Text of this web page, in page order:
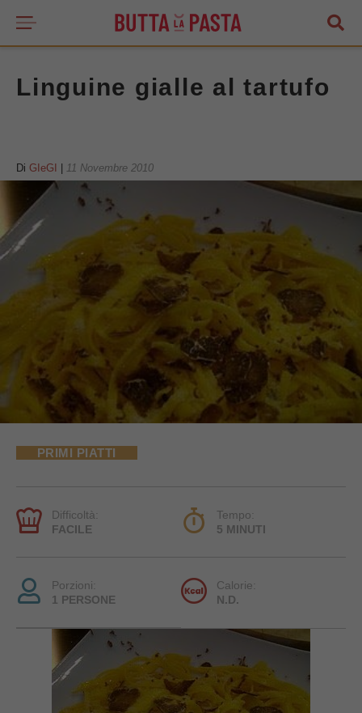
Linguine gialle al tartufo
Di GIeGI 11 Novembre 2010
PRIMI PIATTI
Difficoltà:
FACILE
Tempo:
5 MINUTI
Porzioni:
1 PERSONE
Calorie:
N.D.